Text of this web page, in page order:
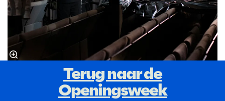
Terug naar de
Openingsweek